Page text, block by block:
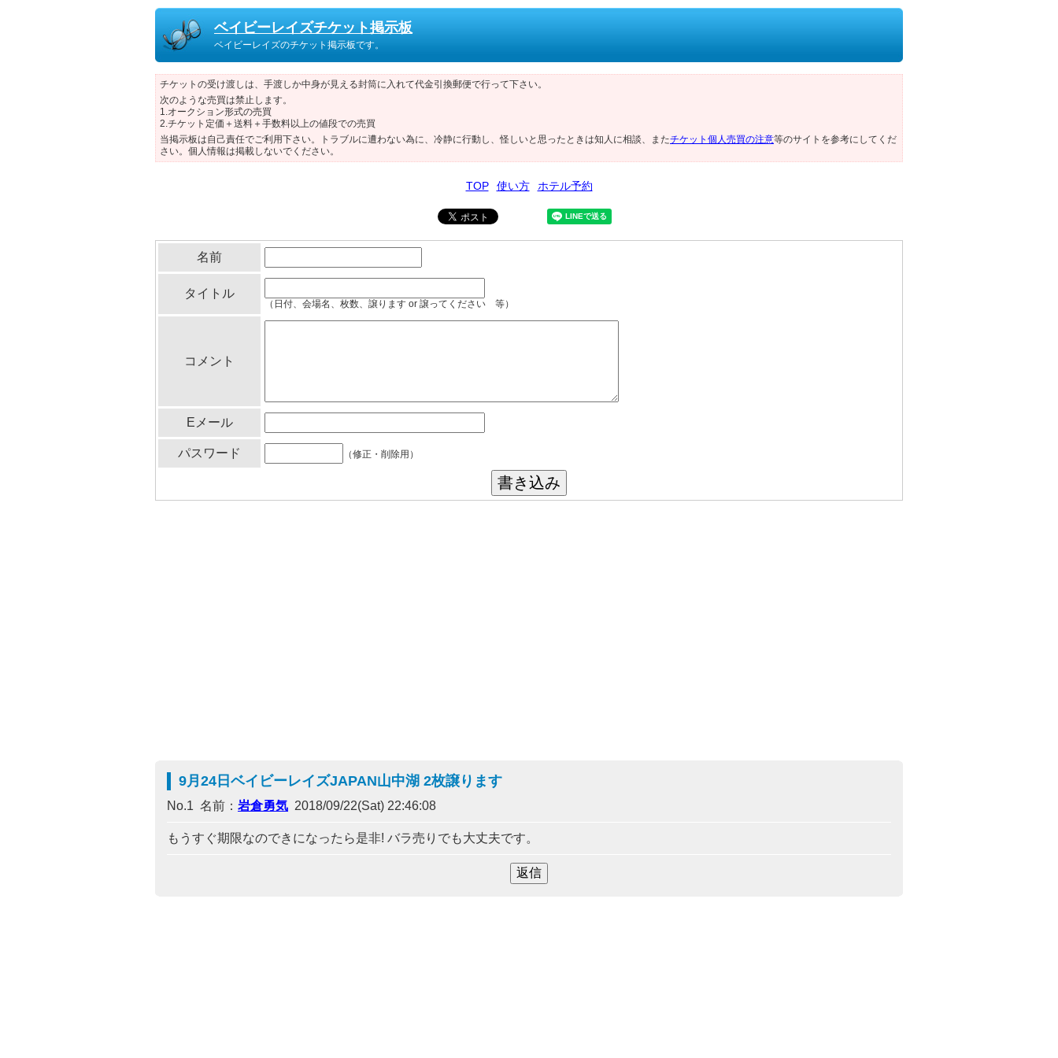
ベイビーレイズチケット掲示板
ベイビーレイズのチケット掲示板です。
チケットの受け渡しは、手渡しか中身が見える封筒に入れて代金引換郵便で行って下さい。
次のような売買は禁止します。
1.オークション形式の売買
2.チケット定価＋送料＋手数料以上の値段での売買
当掲示板は自己責任でご利用下さい。トラブルに遭わない為に、冷静に行動し、怪しいと思ったときは知人に相談、またチケット個人売買の注意等のサイトを参考にしてくだ
さい。個人情報は掲載しないでください。
TOP 使い方 ホテル予約
名前
タイトル
（日付、会場名、枚数、譲ります or 譲ってください 等）
コメント
Eメール
パスワード （修正・削除用）
9月24日ベイビーレイズJAPAN山中湖 2枚譲ります
No.1 名前： 岩倉勇気 2018/09/22(Sat) 22:46:08
もうすぐ期限なのできになったら是非! バラ売りでも大丈夫です。